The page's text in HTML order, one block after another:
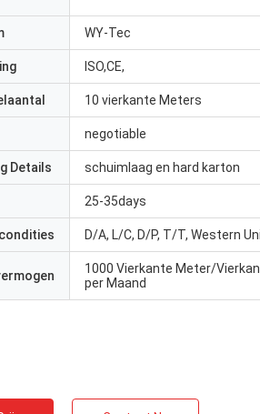
WY-Tec
ISO,CE,
10 vierkante Meters
negotiable
Details schuimlaag en hard karton
25-35days
D/A, L/C, D/P, T/T, Western
1000 Vierkante Meter/
per Maand